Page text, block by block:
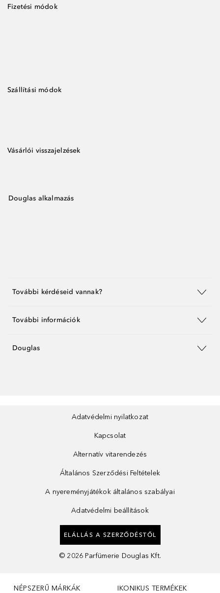
Fizetési módok
Szállítási módok
Vásárlói visszajelzések
Douglas alkalmazás
További kérdéseid vannak?
További információk
Douglas
Adatvédelmi nyilatkozat
Kapcsolat
Alternatív vitarendezés
Általános Szerződési Feltételek
A nyereményjátékok általános szabályai
Adatvédelmi beállítások
ELÁLLÁS A SZERZŐDÉSTŐL
© 2026 Parfümerie Douglas Kft.
NÉPSZERŰ MÁRKÁK IKONIKUS TERMÉKEK